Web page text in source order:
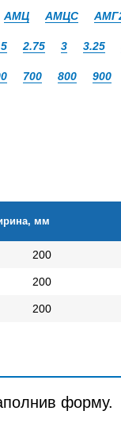
АМЦ АМЦС
2.75 3 3.25
700 800 900
мм
200
200
200
форму.